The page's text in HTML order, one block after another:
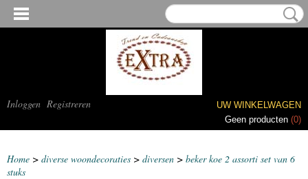
Inloggen Registreren
UW WINKELWAGEN
Geen producten (0)
Home > diverse woondecoraties > diversen > beker koe 2 assorti set van 6
stuks